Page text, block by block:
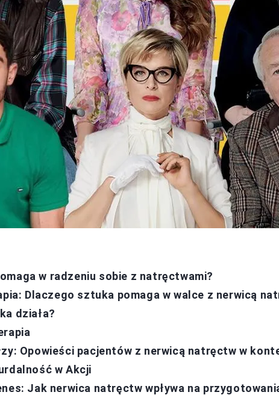
w radzeniu sobie z natręctwami?
Dlaczego sztuka pomaga w walce z nerwicą
działa?
Opowieści pacjentów z nerwicą natręctw w
w Akcji
Jak nerwica natręctw wpływa na